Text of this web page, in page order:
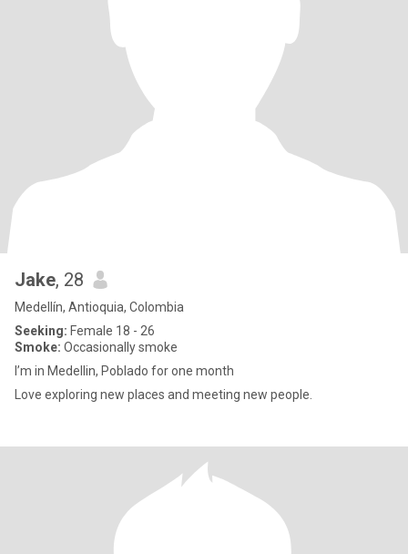
Jake, 28
Medellín, Antioquia, Colombia
Seeking: Female 18 - 26
Smoke: Occasionally smoke
I’m in Medellin, Poblado for one month
Love exploring new places and meeting new people.